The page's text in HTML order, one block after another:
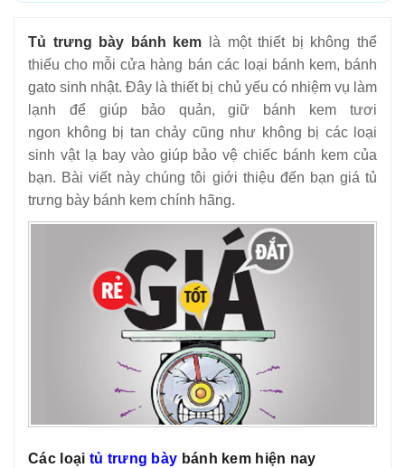
Tủ trưng bày bánh kem là một thiết bị không thể
thiếu cho mỗi cửa hàng bán các loại bánh kem, bánh
gato sinh nhật. Đây là thiết bị chủ yếu có nhiệm vụ làm
lạnh để giúp bảo quản, giữ bánh kem tươi
ngon không bị tan chảy cũng như không bị các loại
sinh vật lạ bay vào giúp bảo vệ chiếc bánh kem của
bạn. Bài viết này chúng tôi giới thiệu đến bạn giá tủ
trưng bày bánh kem chính hãng.
Các loại tủ trưng bày bánh kem hiện nay